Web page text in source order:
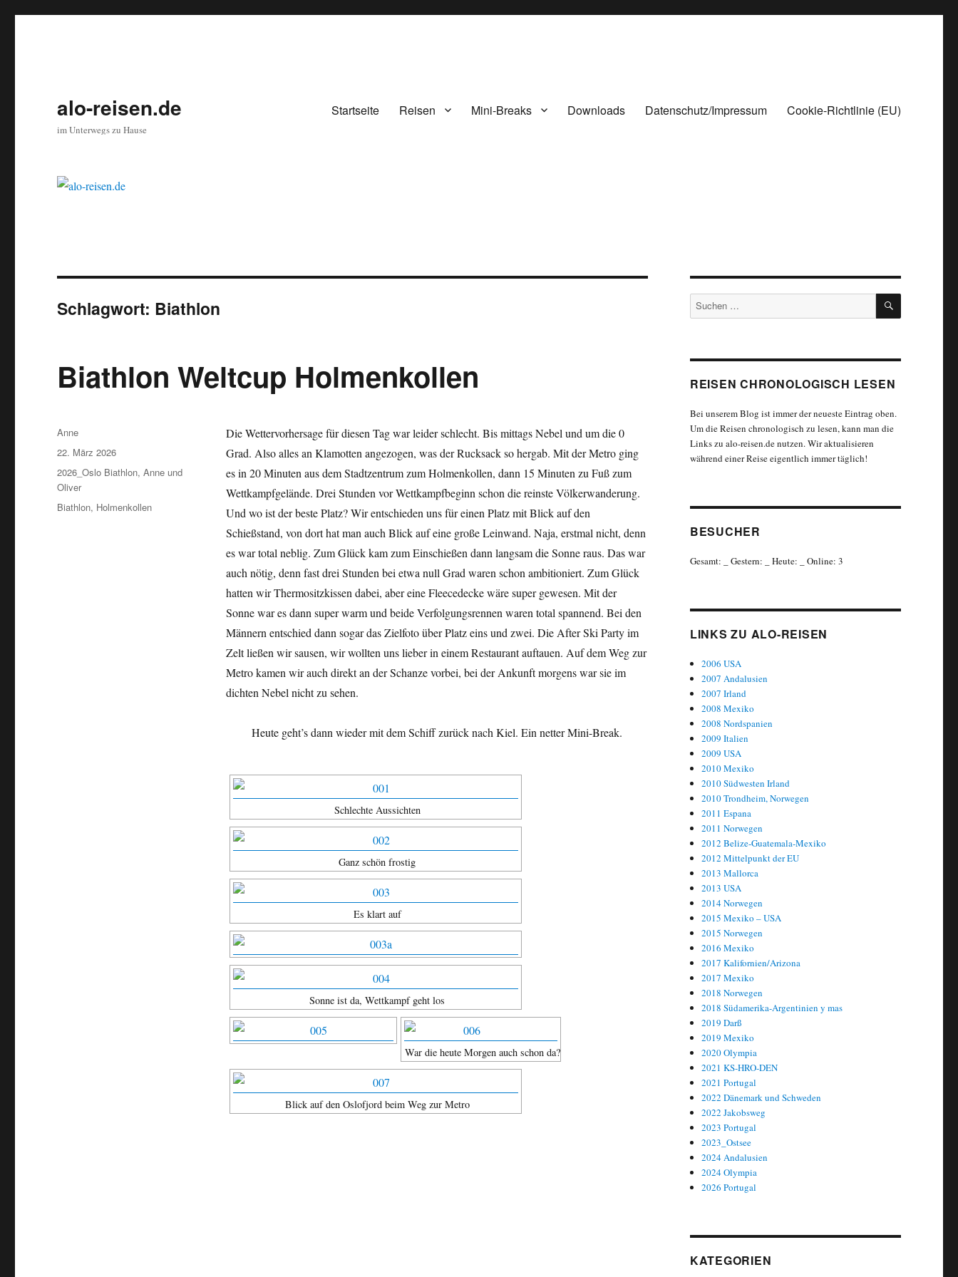
alo-reisen.de
im Unterwegs zu Hause
Startseite Reisen Mini-Breaks Downloads Datenschutz/Impressum Cookie-Richtlinie (EU)
Schlagwort: Biathlon
Biathlon Weltcup Holmenkollen
Die Wettervorhersage für diesen Tag war leider schlecht. Bis mittags Nebel und um die 0
Grad. Also alles an Klamotten angezogen, was der Rucksack so hergab. Mit der Metro ging
es in 20 Minuten aus dem Stadtzentrum zum Holmenkollen, dann 15 Minuten zu Fuß zum
Wettkampfgelände. Drei Stunden vor Wettkampfbeginn schon die reinste Völkerwanderung.
Und wo ist der beste Platz? Wir entschieden uns für einen Platz mit Blick auf den
Schießstand, von dort hat man auch Blick auf eine große Leinwand. Naja, erstmal nicht, denn
es war total neblig. Zum Glück kam zum Einschießen dann langsam die Sonne raus. Das war
auch nötig, denn fast drei Stunden bei etwa null Grad waren schon ambitioniert. Zum Glück
hatten wir Thermositzkissen dabei, aber eine Fleecedecke wäre super gewesen. Mit der
Sonne war es dann super warm und beide Verfolgungsrennen waren total spannend. Bei den
Männern entschied dann sogar das Zielfoto über Platz eins und zwei. Die After Ski Party im
Zelt ließen wir sausen, wir wollten uns lieber in einem Restaurant auftauen. Auf dem Weg zur
Metro kamen wir auch direkt an der Schanze vorbei, bei der Ankunft morgens war sie im
dichten Nebel nicht zu sehen.
Heute geht’s dann wieder mit dem Schiff zurück nach Kiel. Ein netter Mini-Break.
Schlechte Aussichten
Ganz schön frostig
Es klart auf
Sonne ist da, Wettkampf geht los
War die heute Morgen auch schon da?
Blick auf den Oslofjord beim Weg zur Metro
Autor
Anne
Veröffentlicht
am
22. März 2026
Kategorien
2026_Oslo Biathlon,Anne und
Oliver
Schlagwörter
Biathlon, Holmenkollen
Suchen
nach:
SUCHEN
REISEN CHRONOLOGISCH LESEN
Bei unserem Blog ist immer der neueste Eintrag oben.
Um die Reisen chronologisch zu lesen, kann man die
Links zu alo-reisen.de nutzen. Wir aktualisieren
während einer Reise eigentlich immer täglich!
BESUCHER
Gesamt: Gestern: Heute: Online: 3
LINKS ZU ALO-REISEN
2006 USA
2007 Andalusien
2007 Irland
2008 Mexiko
2008 Nordspanien
2009 Italien
2009 USA
2010 Mexiko
2010 Südwesten Irland
2010 Trondheim, Norwegen
2011 Espana
2011 Norwegen
2012 Belize-Guatemala-Mexiko
2012 Mittelpunkt der EU
2013 Mallorca
2013 USA
2014 Norwegen
2015 Mexiko – USA
2015 Norwegen
2016 Mexiko
2017 Kalifornien/Arizona
2017 Mexiko
2018 Norwegen
2018 Südamerika-Argentinien y mas
2019 Darß
2019 Mexiko
2020 Olympia
2021 KS-HRO-DEN
2021 Portugal
2022 Dänemark und Schweden
2022 Jakobsweg
2023 Portugal
2023_Ostsee
2024 Andalusien
2024 Olympia
2026 Portugal
KATEGORIEN